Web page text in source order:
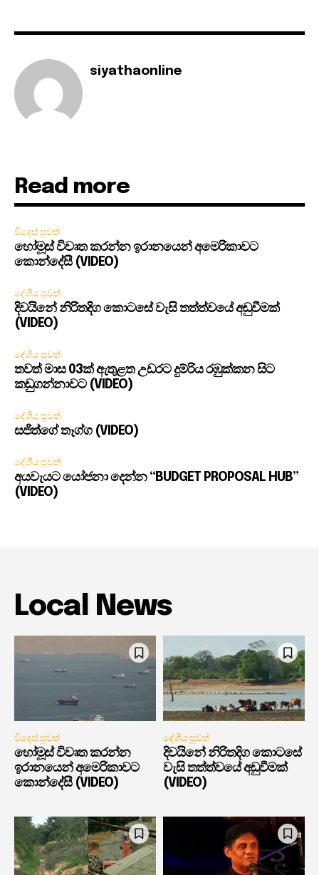
siyathaonline
Read more
විදෙස් පුවත්
හෝමූස් විවෘත කරන්න ඉරානයෙන් අමෙරිකාවට
කොන්දේසී (VIDEO)
දේශීය පුවත්
දිවයිනේ නිරිතදිග කොටසේ වැසි තත්ත්වයේ අඩුවීමක්
(VIDEO)
දේශීය පුවත්
තවත් මාස 03ක් ඇතුළත උඩරට දුම්රිය රඹුක්කන සිට
කඩුගන්නාවට (VIDEO)
දේශීය පුවත්
සජිත්ගේ තෑග්ග (VIDEO)
දේශීය පුවත්
අයවැයට යෝජනා දෙන්න “BUDGET PROPOSAL HUB”
(VIDEO)
Local News
විදෙස් පුවත්
හෝමූස් විවෘත කරන්න
ඉරානයෙන් අමෙරිකාවට
කොන්දේසී (VIDEO)
දේශීය පුවත්
දිවයිනේ නිරිතදිග කොටසේ
වැසි තත්ත්වයේ අඩුවීමක්
(VIDEO)